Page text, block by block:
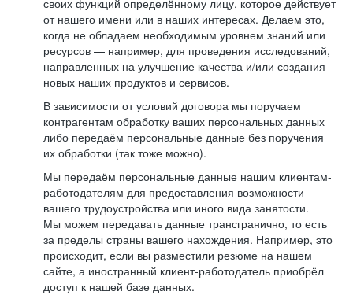
своих функций определённому лицу, которое действует
от нашего имени или в наших интересах. Делаем это,
когда не обладаем необходимым уровнем знаний или
ресурсов — например, для проведения исследований,
направленных на улучшение качества и/или создания
новых наших продуктов и сервисов.
В зависимости от условий договора мы поручаем
контрагентам обработку ваших персональных данных
либо передаём персональные данные без поручения
их обработки (так тоже можно).
Мы передаём персональные данные нашим клиентам-
работодателям для предоставления возможности
вашего трудоустройства или иного вида занятости.
Мы можем передавать данные трансгранично, то есть
за пределы страны вашего нахождения. Например, это
происходит, если вы разместили резюме на нашем
сайте, а иностранный клиент-работодатель приобрёл
доступ к нашей базе данных.